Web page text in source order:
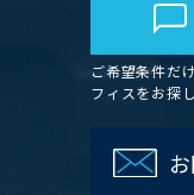
ご希望条件だ
フィスをお探